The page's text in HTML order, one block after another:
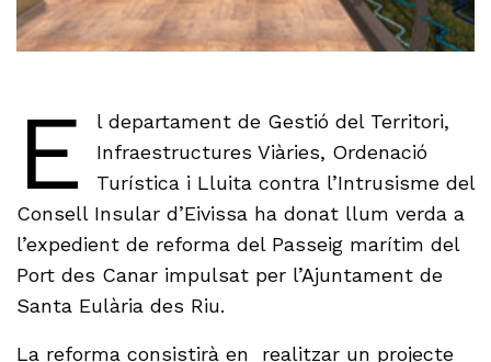
E
l departament de Gestió del Territori,
Infraestructures Viàries, Ordenació
Turística i Lluita contra l’Intrusisme del
Consell Insular d’Eivissa ha donat llum verda a
l’expedient de reforma del Passeig marítim del
Port des Canar impulsat per l’Ajuntament de
Santa Eulària des Riu.
La reforma consistirà en realitzar un projecte